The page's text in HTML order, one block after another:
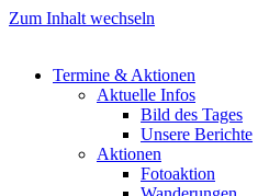
Zum Inhalt wechseln
Termine & Aktionen
Aktuelle Infos
Bild des Tages
Unsere Berichte
Aktionen
Fotoaktion